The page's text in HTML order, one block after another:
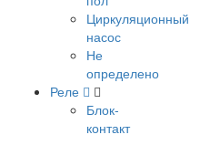
Циркуляционный
насос
Не
определено
Реле
Блок-
контакт